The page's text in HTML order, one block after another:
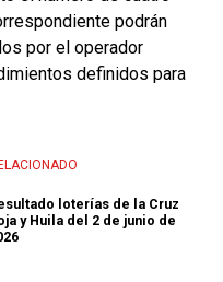
podrán
por el operador
definidos para
loterías de la Cruz
y Huila del 2 de junio de